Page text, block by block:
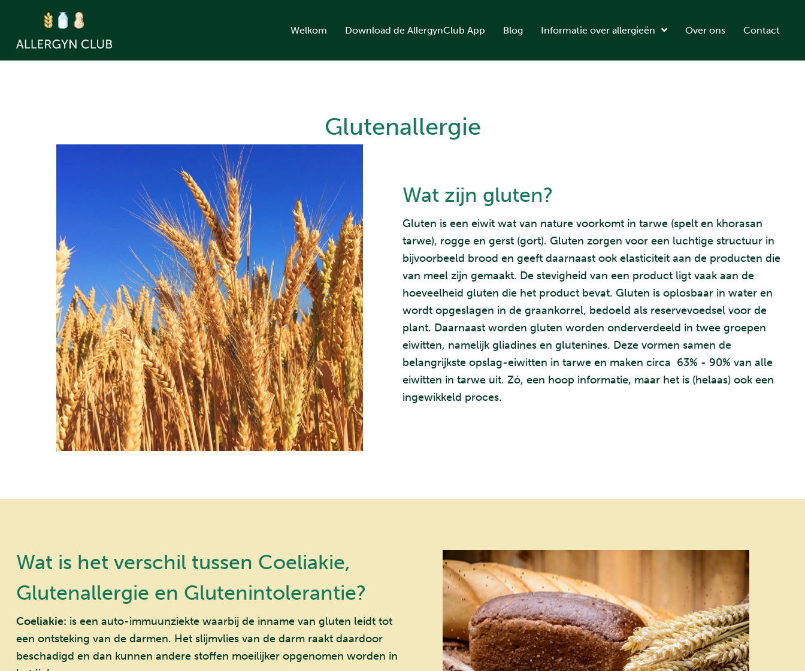
Welkom Download de AllergynClub App Blog Informatie over allergieën Over ons Contact
Glutenallergie
Wat zijn gluten?
Gluten is een eiwit wat van nature voorkomt in tarwe (spelt en khorasan
tarwe), rogge en gerst (gort). Gluten zorgen voor een luchtige structuur in
bijvoorbeeld brood en geeft daarnaast ook elasticiteit aan de producten die
van meel zijn gemaakt. De stevigheid van een product ligt vaak aan de
hoeveelheid gluten die het product bevat. Gluten is oplosbaar in water en
wordt opgeslagen in de graankorrel, bedoeld als reservevoedsel voor de
plant. Daarnaast worden gluten worden onderverdeeld in twee groepen
eiwitten, namelijk gliadines en glutenines. Deze vormen samen de
belangrijkste opslag-eiwitten in tarwe en maken circa 63% - 90% van alle
eiwitten in tarwe uit. Zó, een hoop informatie, maar het is (helaas) ook een
ingewikkeld proces.
Wat is het verschil tussen Coeliakie,
Glutenallergie en Glutenintolerantie?
Coeliakie: is een auto-immuunziekte waarbij de inname van gluten leidt tot
een ontsteking van de darmen. Het slijmvlies van de darm raakt daardoor
beschadigd en dan kunnen andere stoffen moeilijker opgenomen worden in